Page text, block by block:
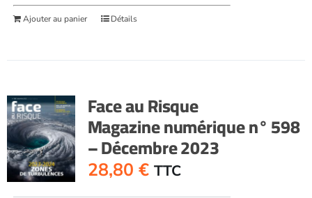
Ajouter au panier Détails
Face au Risque
Magazine numérique n° 598
– Décembre 2023
28,80 € TTC